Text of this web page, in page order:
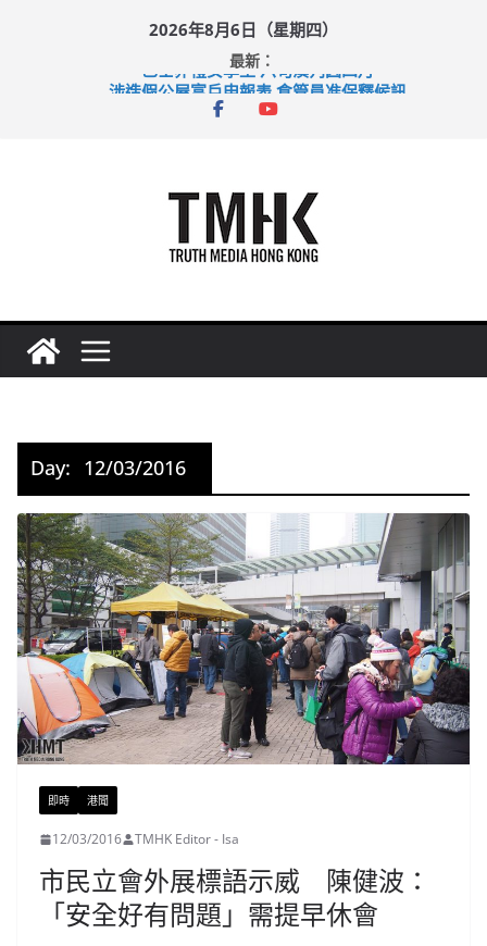
2026年8月6日（星期四）
最新：
巴士非禮女學生 六旬漢判囚四月
涉造假公屋富戶申報表 倉管員准保釋候訊
足球盛會次場激戰 祖雲達斯挫車路士
Day: 12/03/2016
即時 港聞
12/03/2016 TMHK Editor - Isa
市民立會外展標語示威 陳健波：
「安全好有問題」需提早休會